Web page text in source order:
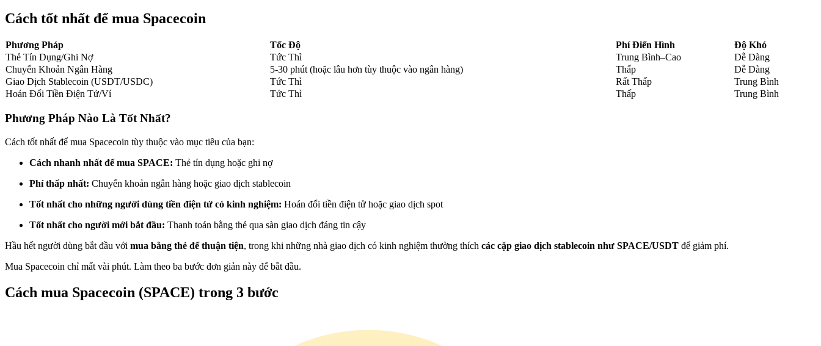
USDC Futures vĩnh cửu
Futures sử dụng USDC làm tài sản thế chấp
Sao chép Giao dịch
Tham gia cùng các nhà giao dịch hàng đầu
Cách tốt nhất để mua Spacecoin
Phương Pháp Tốc Độ Phí Điển Hình
Độ Khó
Thẻ Tín Dụng/Ghi Nợ
Tức Thì Trung Bình–Cao
Dễ Dàng
Chuyển Khoản Ngân Hàng
5-30 phút (hoặc lâu hơn tùy thuộc vào ngân hàng) Thấp
Dễ Dàng
Giao Dịch Stablecoin (USDT/USDC)
Tức Thì Rất Thấp
Trung Bình
Hoán Đổi Tiền Điện Tử/Ví
Tức Thì Thấp Trung Bình
Phương Pháp Nào Là Tốt Nhất?
Cách tốt nhất để mua Spacecoin tùy thuộc vào mục tiêu của bạn:
Cách nhanh nhất để mua SPACE: Thẻ tín dụng hoặc ghi nợ
Phí thấp nhất: Chuyển khoản ngân hàng hoặc giao dịch stablecoin
Tốt nhất cho những người dùng tiền điện tử có kinh nghiệm: Hoán đổi tiền điện tử hoặc giao dịch spot
Tốt nhất cho người mới bắt đầu: Thanh toán bằng thẻ qua sàn giao dịch đáng tin cậy
Hầu hết người dùng bắt đầu với mua bằng thẻ để thuận tiện, trong khi những nhà giao dịch có kinh nghiệm thường thích các cặp giao dịch stablecoin như SPACE/USDT để giảm phí.
Mua Spacecoin chỉ mất vài phút. Làm theo ba bước đơn giản này để bắt đầu.
Cách mua Spacecoin (SPACE) trong 3 bước